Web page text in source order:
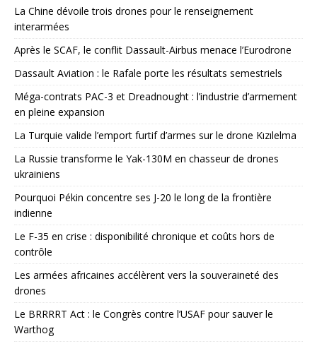
La Chine dévoile trois drones pour le renseignement
interarmées
Après le SCAF, le conflit Dassault-Airbus menace l’Eurodrone
Dassault Aviation : le Rafale porte les résultats semestriels
Méga-contrats PAC-3 et Dreadnought : l’industrie d’armement
en pleine expansion
La Turquie valide l’emport furtif d’armes sur le drone Kızılelma
La Russie transforme le Yak-130M en chasseur de drones
ukrainiens
Pourquoi Pékin concentre ses J-20 le long de la frontière
indienne
Le F-35 en crise : disponibilité chronique et coûts hors de
contrôle
Les armées africaines accélèrent vers la souveraineté des
drones
Le BRRRRT Act : le Congrès contre l’USAF pour sauver le
Warthog